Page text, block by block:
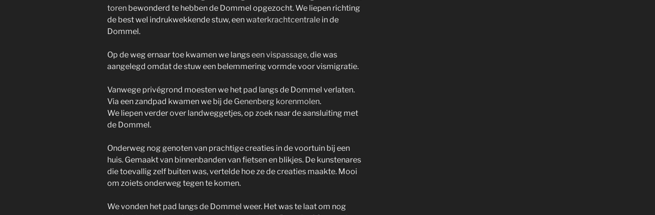
toren bewonderd te hebben de Dommel opgezocht. We liepen richting
de best wel indrukwekkende stuw, eenwaterkrachtcentrale in de
Dommel.
Op de weg ernaar toe kwamen we langseen vispassage, die was
aangelegd omdat de stuw een belemmering vormde voor vismigratie.
Vanwege privégrond moesten we het pad langs de Dommel verlaten.
Via een zandpad kwamen we bij de Genenberg korenmolen.
We liepen verder over landweggetjes, op zoek naar de aansluiting met
de Dommel.
Onderweg nog genoten van prachtige creaties in de voortuin bij een
huis. Gemaakt van binnenbanden van fietsen en blikjes. De kunstenares
die toevallig zelf buiten was, vertelde hoe ze de creaties maakte. Mooi
om zoiets onderweg tegen te komen.
We vonden het pad langs de Dommel weer. Het was te laat om nog